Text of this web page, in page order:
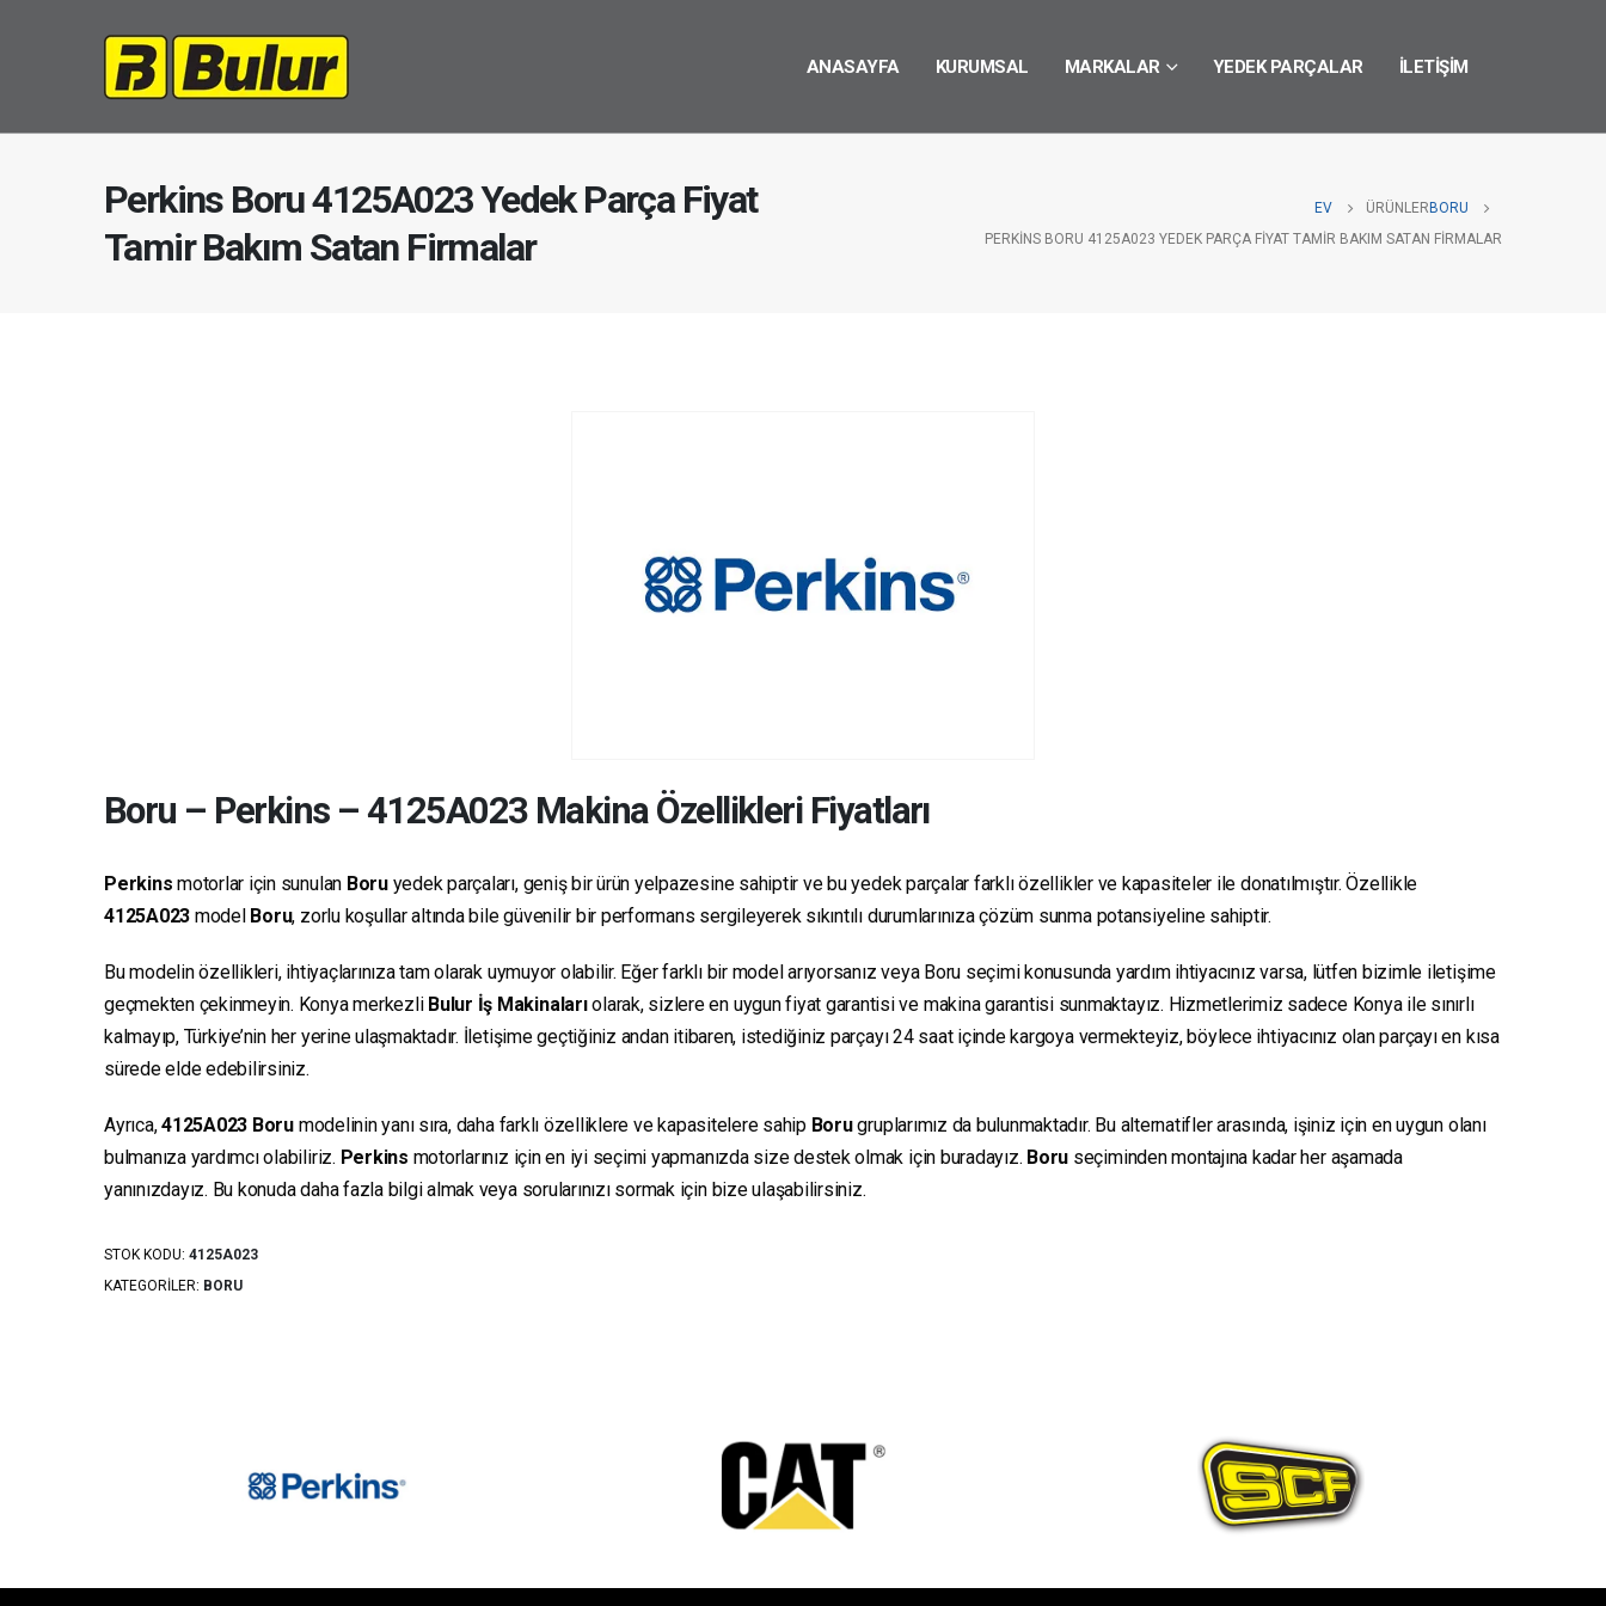
ANASAYFA KURUMSAL MARKALAR YEDEK PARÇALAR İLETIŞIM
Perkins Boru 4125A023 Yedek Parça Fiyat
Tamir Bakım Satan Firmalar
EV ÜRÜNLER BORU
PERKINS BORU 4125A023 YEDEK PARÇA FIYAT TAMIR BAKIM SATAN FIRMALAR
Boru – Perkins–4125A023Makina Özellikleri Fiyatları
Perkins motorlar için sunulan Boruyedek parçaları, geniş bir ürün yelpazesine sahiptir ve bu yedek parçalar farklı özellikler ve kapasiteler ile donatılmıştır. Özellikle
4125A023 model Boru, zorlu koşullar altında bile güvenilir bir performans sergileyerek sıkıntılı durumlarınıza çözüm sunma potansiyeline sahiptir.
Bu modelin özellikleri, ihtiyaçlarınıza tam olarak uymuyor olabilir. Eğer farklı bir model arıyorsanız veya Boru seçimi konusunda yardım ihtiyacınız varsa, lütfen bizimle iletişime
geçmekten çekinmeyin. Konya merkezli Bulur İş Makinalarıolarak, sizlere en uygun fiyat garantisi ve makina garantisi sunmaktayız. Hizmetlerimiz sadece Konya ile sınırlı
kalmayıp, Türkiye’nin her yerine ulaşmaktadır. İletişime geçtiğiniz andan itibaren, istediğiniz parçayı 24 saat içinde kargoya vermekteyiz, böylece ihtiyacınız olan parçayı en kısa
sürede elde edebilirsiniz.
Ayrıca,4125A023 Boru modelinin yanı sıra, daha farklı özelliklere ve kapasitelere sahip Borugruplarımız da bulunmaktadır. Bu alternatifler arasında, işiniz için en uygun olanı
bulmanıza yardımcı olabiliriz. Perkins motorlarınız için en iyi seçimi yapmanızda size destek olmak için buradayız. Boru seçiminden montajına kadar her aşamada
yanınızdayız. Bu konuda daha fazla bilgi almak veya sorularınızı sormak için bize ulaşabilirsiniz.
STOK KODU: 4125A023
KATEGORILER: BORU